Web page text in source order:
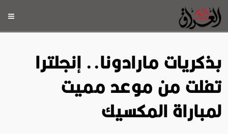
بذكريات مارادونا.. إنجلترا
تفلت من موعد مميت
لمباراة المكسيك